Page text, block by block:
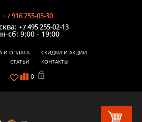
+7 916 255-03-30
+7 495 255-02-13
сб: 9:00 - 19:00
0
И ОПЛАТА
СКИДКИ И АКЦИИ
СТАТЬИ
КОНТАКТЫ